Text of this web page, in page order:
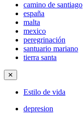
camino de santiago
españa
malta
mexico
peregrinación
santuario mariano
tierra santa
✕
Estilo de vida
depresion